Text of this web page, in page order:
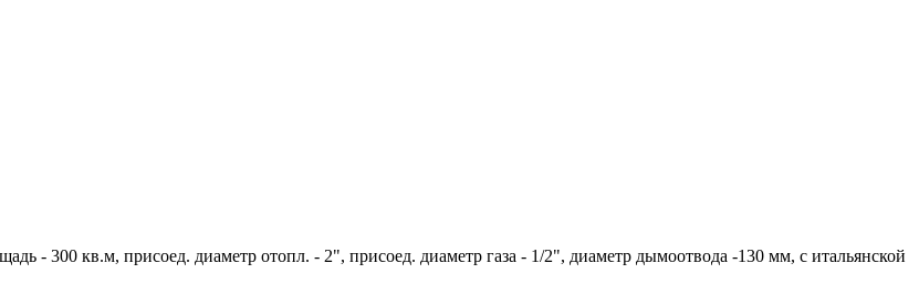
- 300 кв.м, присоед. диаметр отопл. - 2", присоед. диаметр газа - 1/2", диаметр дымоотвода -130 мм, с итальянской